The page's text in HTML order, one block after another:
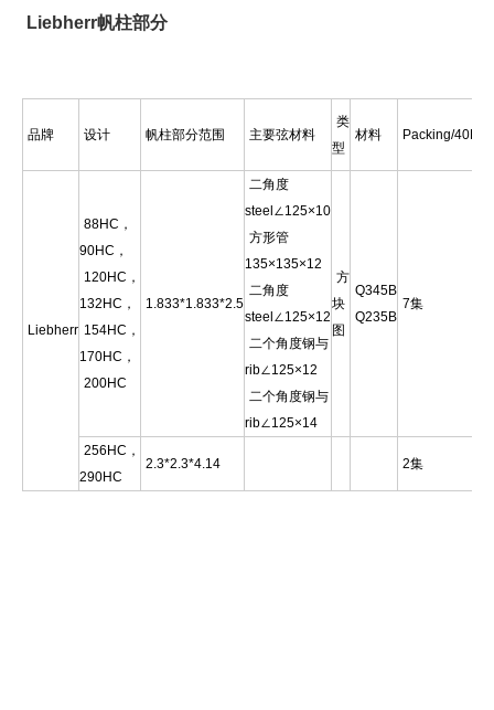
Liebherr帆柱部分
品牌 设计 帆柱部分范围 主要弦材料
类
型
材料 Packing/40HQ
Liebherr
88HC，
90HC，
120HC，
132HC，
154HC，
170HC，
200HC
1.833*1.833*2.5
二角度
steel∠125×10
方形管
135×135×12
二角度
steel∠125×12
二个角度钢与
rib∠125×12
二个角度钢与
rib∠125×14
方
块
图
Q345B
Q235B
7集
256HC，
290HC
2.3*2.3*4.14 2集